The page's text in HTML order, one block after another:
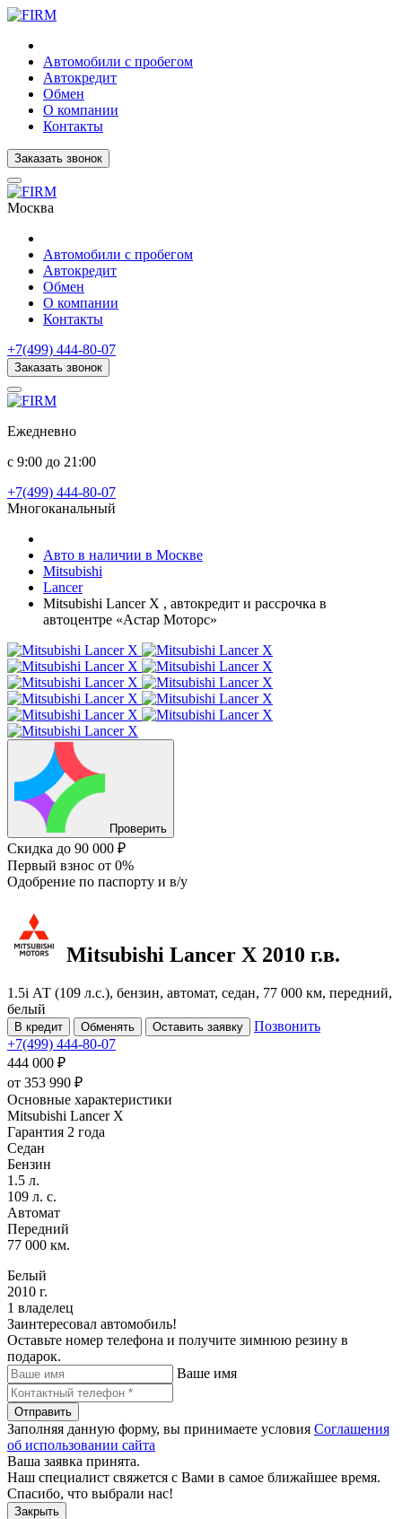
Автомобили с пробегом
Автокредит
Обмен
О компании
Контакты
Заказать звонок
Москва
Автомобили с пробегом
Автокредит
Обмен
О компании
Контакты
+7(499) 444-80-07
Заказать звонок
Ежедневно
с 9:00 до 21:00
+7(499) 444-80-07
Многоканальный
Авто в наличии в Москве
Mitsubishi
Lancer
Mitsubishi Lancer X , автокредит и рассрочка в
автоцентре «Астар Моторс»
Проверить
Скидка до 90 000 ₽
Первый взнос от 0%
Одобрение по паспорту и в/у
Mitsubishi Lancer X 2010 г.в.
1.5i АТ (109 л.с.), бензин, автомат, седан, 77 000 км, передний,
белый
В кредит Обменять Оставить заявку
Позвонить
+7(499) 444-80-07
444 000 ₽
от 353 990 ₽
Основные характеристики
Mitsubishi Lancer X
Гарантия 2 года
Седан
Бензин
1.5 л.
109 л. с.
Автомат
Передний
77 000 км.
Белый
2010 г.
1 владелец
Заинтересовал автомобиль!
Оставьте номер телефона и получите зимнюю резину в
подарок.
Ваше имя
Отправить
Заполняя данную форму, вы принимаете условия Соглашения
об использовании сайта
Ваша заявка принята.
Наш специалист свяжется с Вами в самое ближайшее время.
Спасибо, что выбрали нас!
Закрыть